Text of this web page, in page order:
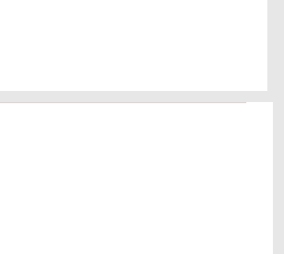
geschätzt!an Freunde weiter.